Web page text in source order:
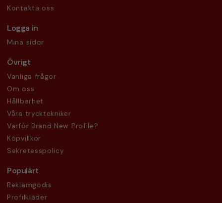
Kontakta oss
Logga in
Mina sidor
Övrigt
Vanliga frågor
Om oss
Hållbarhet
Våra trycktekniker
Varför Brand New Profile?
Köpvillkor
Sekretesspolicy
Populärt
Reklamgodis
Profilkläder